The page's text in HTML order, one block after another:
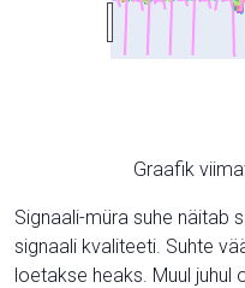
Graafik
Signaali-müra suhe näitab
signaali kvaliteeti. Suhte
loetakse heaks. Muul juhul